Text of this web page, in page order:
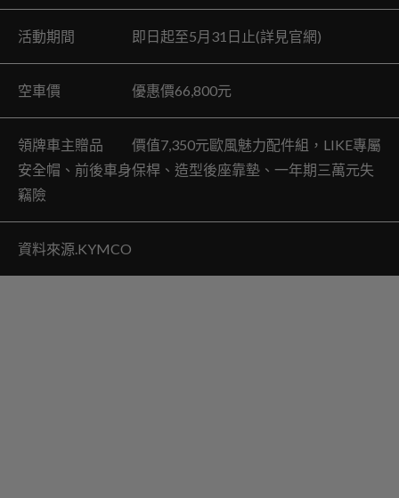
活動期間 即日起至5月31日止(詳見官網)
空車價 優惠價66,800元
領牌車主贈品 價值7,350元歐風魅力配件組，LIKE專屬
安全帽、前後車身保桿、造型後座靠墊、一年期三萬元失
竊險
資料來源.KYMCO